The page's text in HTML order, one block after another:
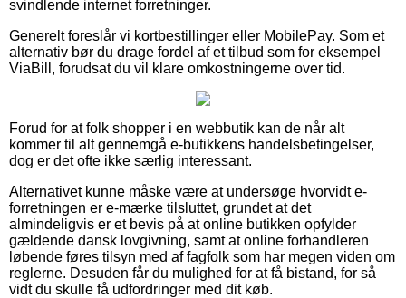
svindlende internet forretninger.
Generelt foreslår vi kortbestillinger eller MobilePay. Som et
alternativ bør du drage fordel af et tilbud som for eksempel
ViaBill, forudsat du vil klare omkostningerne over tid.
Forud for at folk shopper i en webbutik kan de når alt
kommer til alt gennemgå e-butikkens handelsbetingelser,
dog er det ofte ikke særlig interessant.
Alternativet kunne måske være at undersøge hvorvidt e-
forretningen er e-mærke tilsluttet, grundet at det
almindeligvis er et bevis på at online butikken opfylder
gældende dansk lovgivning, samt at online forhandleren
løbende føres tilsyn med af fagfolk som har megen viden om
reglerne. Desuden får du mulighed for at få bistand, for så
vidt du skulle få udfordringer med dit køb.